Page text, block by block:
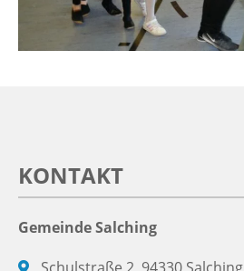
KONTAKT
Gemeinde Salching